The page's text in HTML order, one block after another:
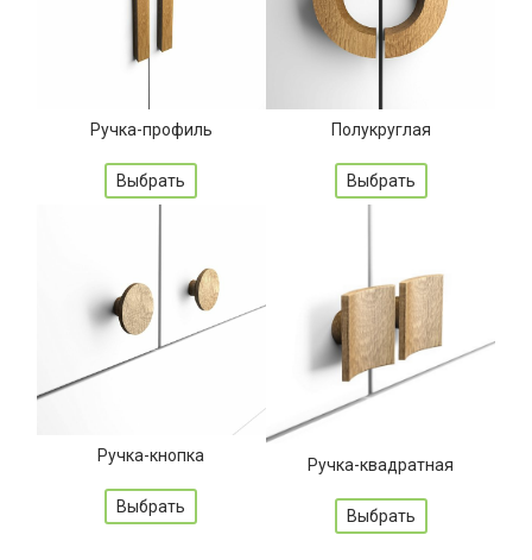
Ручка-профиль
Выбрать
Полукруглая
Выбрать
Ручка-кнопка
Выбрать
Ручка-квадратная
Выбрать